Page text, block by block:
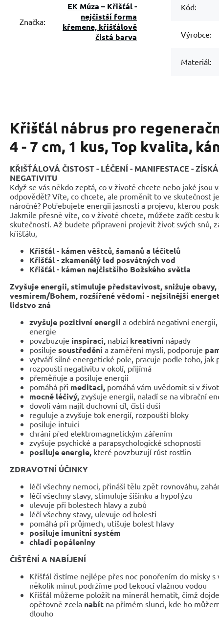
Značka:
EK Múza – Křišťál -
nejčistší forma
křemene, křišťálově
čistá barva
Kód:
Výrobce:
Materiál:
Křišťál nábrus pro
4 - 7 cm, 1 kus, Top kvalita,
KŘIŠŤÁLOVÁ ČISTOST - LÉČENÍ - MANIFESTACE -
NEGATIVITU
Když se vás někdo zeptá, co v životě chcete nebo jaké jsou
odpovědět? Víte, co chcete, ale proměnit to ve skutečnost
náročné? Potřebujete energii jasnosti a projevu, kterou
Jakmile přesně víte, co v životě chcete, můžete začít cestu
skutečností. Až budete připraveni projevit život svých snů,
křišťálu,
Křišťál - kámen věštců, šamanů a léčitelů
Křišťál - zkamenělý led posvátných vod
Křišťál - kámen nejčistšího Božského světla
Zvyšuje energii, stimuluje představivost, snižuje obavy,
vesmírem/Bohem, rozšířené vědomí - nejsilnější
lidstvo zná
zvyšuje pozitivní energii a odebírá negativní
energie
povzbuzuje inspiraci, nabízí kreativní nápady
posiluje soustředění a zaměření mysli, podporuje
vytváří silné energetické pole, pracuje podle toho, jak
rozpouští negativitu v okolí, přijímá
přeměňuje a posiluje energii
pomáhá při meditaci, pomáhá vám uvědomit si v
mocně léčivý, zvyšuje energii, naladí se na vibrační
dovolí vám najít duchovní cíl, čistí duši
reguluje a zvyšuje tok energií, rozpouští bloky
posiluje intuici
chrání před elektromagnetickým zářením
zvyšuje psychické a parapsychologické schopnosti
posiluje energie, které povzbuzují růst rostlin
ZDRAVOTNÍ ÚČINKY
léčí všechny nemoci, přináší tělu zpět rovnováhu,
léčí všechny stavy, stimuluje šišinku a hypofýzu
ulevuje při bolestech hlavy a zubů
léčí všechny stavy, ulevuje od bolesti
pomáhá při průjmech, utišuje bolest hlavy
posiluje imunitní systém
chladí popáleniny
ČIŠTĚNÍ A NABÍJENÍ
Křišťál čistíme nejlépe přes noc ponořením do misky s
několik minut podržíme pod tekoucí vlažnou vodou
Křišťál můžeme položit na minerál hematit, čímž
opětovně zcela nabít na přímém slunci, kde ho
dlouho